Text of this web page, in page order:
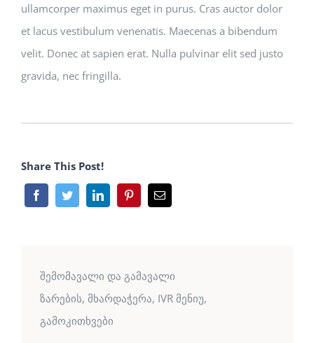
ullamcorper maximus eget in purus. Cras auctor dolor
et lacus vestibulum venenatis. Maecenas a bibendum
velit. Donec at sapien erat. Nulla pulvinar elit sed justo
gravida, nec fringilla.
Share This Post!
შემომავალი და გამავალი
ზარების, მხარდაჭერა, IVR მენიუ,
გამოკითხვები